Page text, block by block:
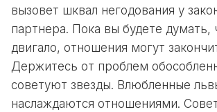
вызовет шквал негодования у
партнера. Пока вы будете думать,
двигало, отношения могут
Держитесь от проблем
советуют звезды. Влюбленные
наслаждаются отношениями.